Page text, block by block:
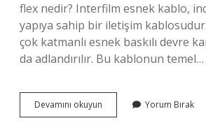
flex nedir? Interfilm esnek kablo,
yapıya sahip bir iletişim kablosudur.
çok katmanlı esnek baskılı devre
da adlandırılır. Bu kablonun temel…
Devamını okuyun
Flex
Yorum Bırak